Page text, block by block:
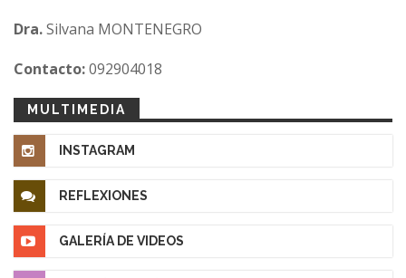
Dra.Silvana MONTENEGRO
Contacto:092904018
MULTIMEDIA
INSTAGRAM
REFLEXIONES
GALERÍA DE VIDEOS